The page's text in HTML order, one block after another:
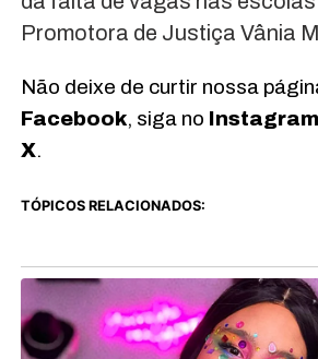
Promotora de Justiça Vânia
Não deixe de curtir nossa
Facebook, siga no Instagram
X.
TÓPICOS RELACIONADOS: